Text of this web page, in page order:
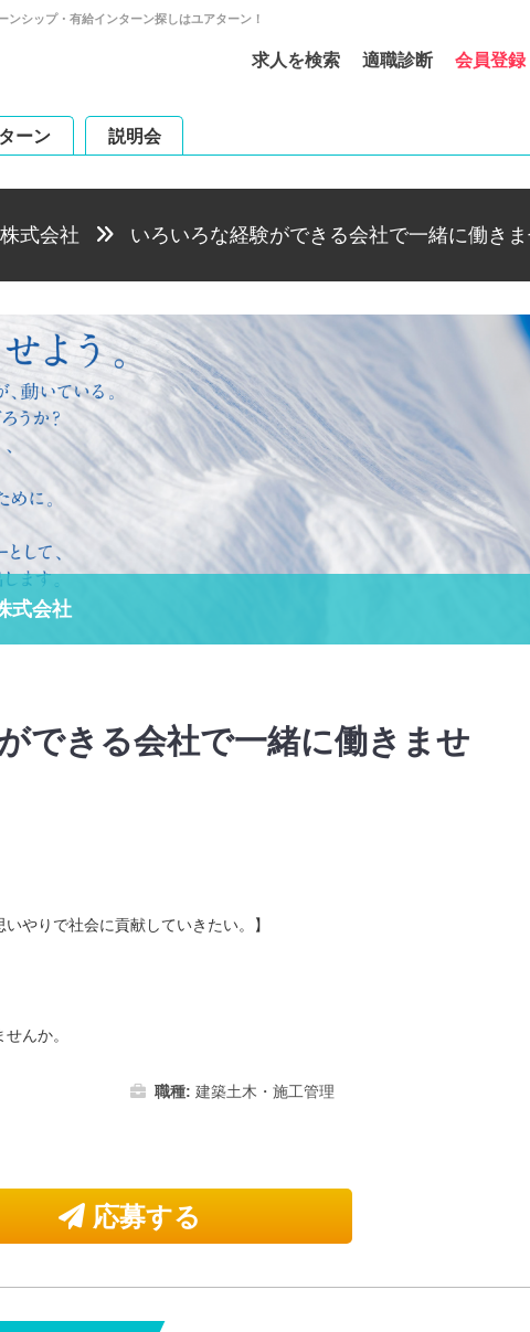
シップ・有給インターン探しはユアターン！
求人を検索 適職診断 会員登録
ーン 説明会
式会社 いろいろな経験ができる会社で一緒に働きま
式会社
できる会社で一緒に働きませ
やりで社会に貢献していきたい。】
んか。
職種: 建築土木・施工管理
応募する